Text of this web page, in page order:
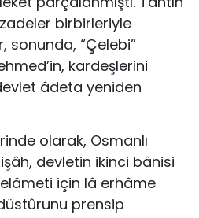
birbirleriyle
sonunda, “Çelebi”
kardeşlerini
âdeta yeniden
olarak, Osmanlı
devletin ikinci bânisi
için lâ erhâme
prensip